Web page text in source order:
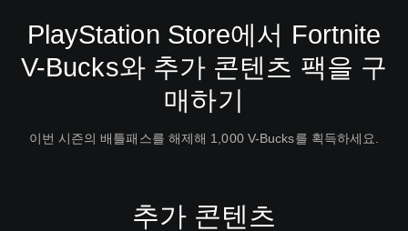
PlayStation Store에서 Fortnite
V-Bucks와 추가 콘텐츠 팩을 구
매하기
이번 시즌의 배틀패스를 해제해 1,000 V-Bucks를 획득하세요.
추가 콘텐츠